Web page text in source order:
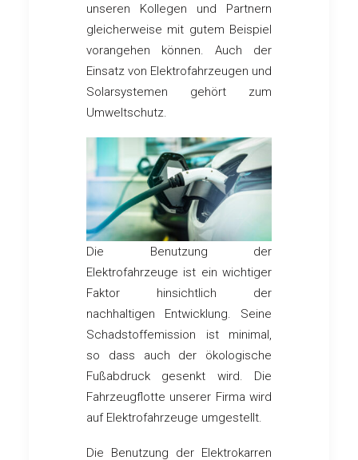
unseren Kollegen und Partnern
gleicherweise mit gutem Beispiel
vorangehen können. Auch der
Einsatz von Elektrofahrzeugen und
Solarsystemen gehört zum
Umweltschutz.
Die Benutzung der
Elektrofahrzeuge ist ein wichtiger
Faktor hinsichtlich der
nachhaltigen Entwicklung. Seine
Schadstoffemission ist minimal,
so dass auch der ökologische
Fußabdruck gesenkt wird. Die
Fahrzeugflotte unserer Firma wird
auf Elektrofahrzeuge umgestellt.
Die Benutzung der Elektrokarren